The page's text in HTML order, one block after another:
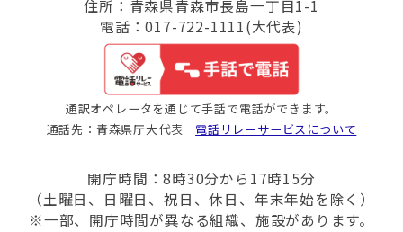
住所：青森県青森市長島一丁目1-1
電話：017-722-1111(大代表)
通訳オペレータを通じて手話で電話ができます。
通話先：青森県庁大代表 電話リレーサービスについて
開庁時間：8時30分から17時15分
（土曜日、日曜日、祝日、休日、年末年始を除く）
※一部、開庁時間が異なる組織、施設があります。